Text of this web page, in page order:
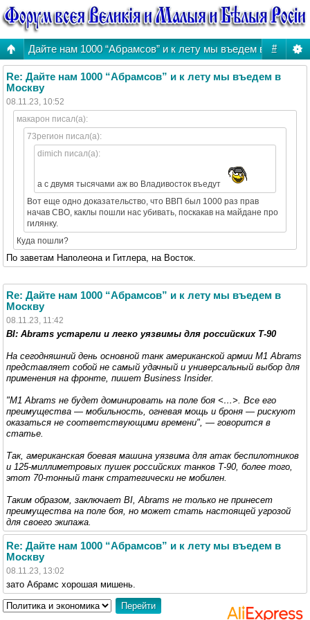
#
Дайте нам 1000 “Абрамсов” и к лету мы въедем в Москву
Re: Дайте нам 1000 “Абрамсов” и к лету мы въедем в
Москву
08.11.23, 10:52
макарон писал(а):
73регион писал(а):
dimich писал(а):
а с двумя тысячами аж во Владивосток въедут
Вот еще одно доказательство, что ВВП был 1000 раз прав
начав СВО, каклы пошли нас убивать, поскакав на майдане про
гилянку.
Куда пошли?
По заветам Наполеона и Гитлера, на Восток.
Re: Дайте нам 1000 “Абрамсов” и к лету мы въедем в
Москву
08.11.23, 11:42
BI: Abrams устарели и легко уязвимы для российских Т-90
На сегодняшний день основной танк американской армии M1 Abrams
представляет собой не самый удачный и универсальный выбор для
применения на фронте, пишет Business Insider.
"M1 Abrams не будет доминировать на поле боя <…>. Все его
преимущества — мобильность, огневая мощь и броня — рискуют
оказаться не соответствующими времени", — говорится в
статье.
Так, американская боевая машина уязвима для атак беспилотников
и 125-миллиметровых пушек российских танков Т-90, более того,
этот 70-тонный танк стратегически не мобилен.
Таким образом, заключает BI, Abrams не только не принесет
преимущества на поле боя, но может стать настоящей угрозой
для своего экипажа.
Re: Дайте нам 1000 “Абрамсов” и к лету мы въедем в
Москву
08.11.23, 13:02
зато Абрамс хорошая мишень.